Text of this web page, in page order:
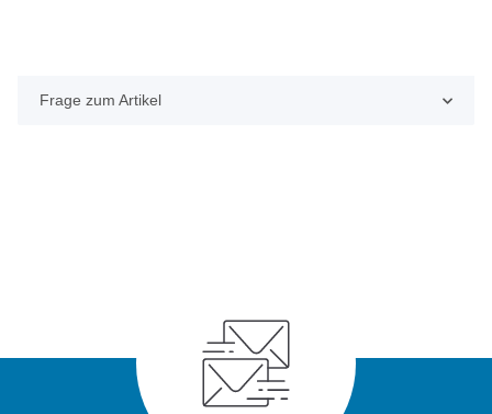
Frage zum Artikel